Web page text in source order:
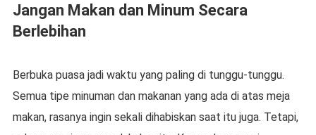
Jangan Makan dan Minum Secara
Berlebihan
Berbuka puasa jadi waktu yang paling di tunggu-tunggu.
Semua tipe minuman dan makanan yang ada di atas meja
makan, rasanya ingin sekali dihabiskan saat itu juga. Tetapi,